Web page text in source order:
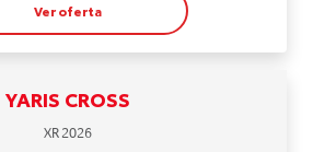
Ver oferta
YARIS CROSS
XR 2026